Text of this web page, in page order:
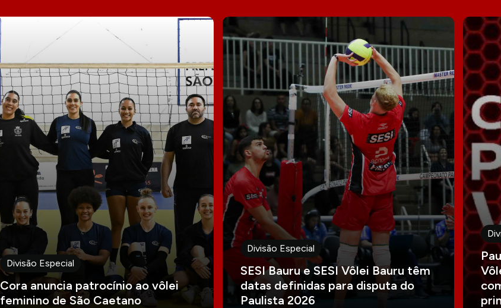
Divisão Especial
Cora anuncia patrocínio ao vôlei
feminino de São Caetano
Divisão Especial
SESI Bauru e SESI Vôlei Bauru têm
datas definidas para disputa do
Paulista 2026